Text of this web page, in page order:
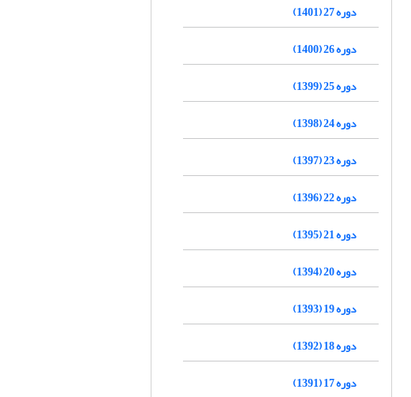
دوره 27 (1401)
دوره 26 (1400)
دوره 25 (1399)
دوره 24 (1398)
دوره 23 (1397)
دوره 22 (1396)
دوره 21 (1395)
دوره 20 (1394)
دوره 19 (1393)
دوره 18 (1392)
دوره 17 (1391)